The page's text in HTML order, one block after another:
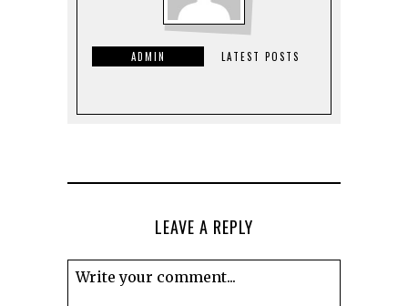
ADMIN LATEST POSTS
LEAVE A REPLY